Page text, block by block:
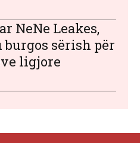
NeNe Leakes,
sërish për
ligjore